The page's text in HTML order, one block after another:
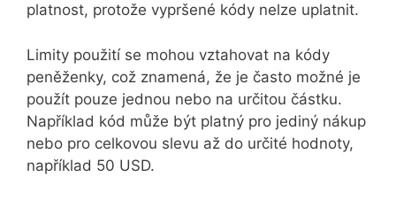
platnost, protože vypršené kódy nelze uplatnit.
Limity použití se mohou vztahovat na kódy
peněženky, což znamená, že je často možné je
použít pouze jednou nebo na určitou částku.
Například kód může být platný pro jediný nákup
nebo pro celkovou slevu až do určité hodnoty,
například 50 USD.